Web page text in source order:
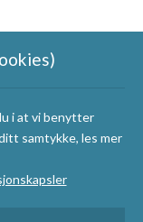
i at vi benytter
samtykke, les mer